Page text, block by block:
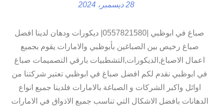
28 ديسمبر، 2024
صباغ في ابوظبي |0557821580| ديكورات ودهان لدينا افضل
صباغ رخيص بين الصباغين بأبوظبي والامارات يقوم بجميع
اعمال الاصباغ,الديكورات,التشطبيات بارقي التصميمات صباغ
في ابوظبي نقدم لكم افضل صباغ في ابوظبي تعتبر شركتنا من
اوائل واكبر الشركات و الصباغة بالامارات فلدينا جميع انواع
الدهانات بافضل الاشكال التي تناسب جميع الاذواق في الامارات